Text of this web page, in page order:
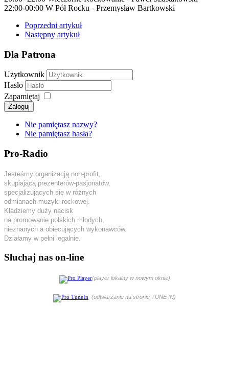
22:00-00:00 W Pół Rocku - Przemysław Bartkowski
Poprzedni artykuł
Następny artykuł
Dla Patrona
Użytkownik
Hasło
Zapamiętaj
Zaloguj
Nie pamiętasz nazwy?
Nie pamiętasz hasła?
Pro-Radio
Jesteśmy organizacją non-profit,
skupiającą prezenterów-pasjonatów,
specjalizujących się w różnych
odmianach muzyki rockowej.
Kładziemy duży nacisk
na promowanie polskich młodych,
nieznanych a obiecujących wykonawców.
Działamy w pełni legalnie.
Słuchaj nas on-line
(player lokalny w nowym oknie)
(odtwarzanie na stronie TUNE IN)